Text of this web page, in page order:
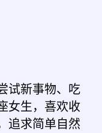
试新事物、吃
女生，喜欢收
追求简单自然